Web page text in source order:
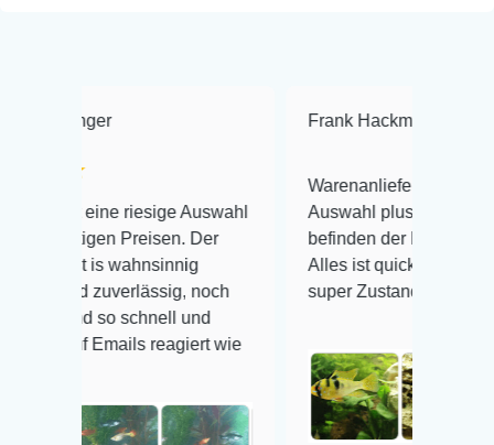
riesige Auswahl
Preisen. Der
noch
schnell und
reagiert wie
Frank Hackmayer ★★★★
Warenanlieferung Top und die
Auswahl plus gesundheitliches
befinden der Fische einwandfrei.
Alles ist quick lebendig und im
super Zustand. Gerne wieder 😃